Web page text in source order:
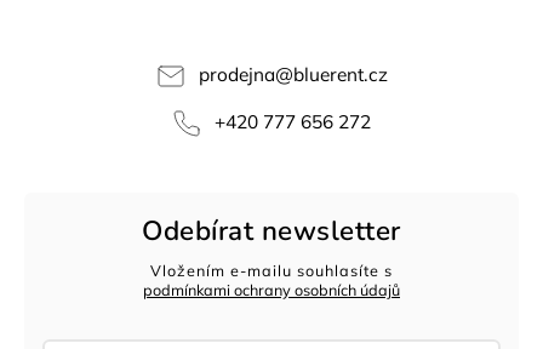
prodejna@bluerent.cz
+420 777 656 272
Odebírat newsletter
Vložením e-mailu souhlasíte s
podmínkami ochrany osobních údajů